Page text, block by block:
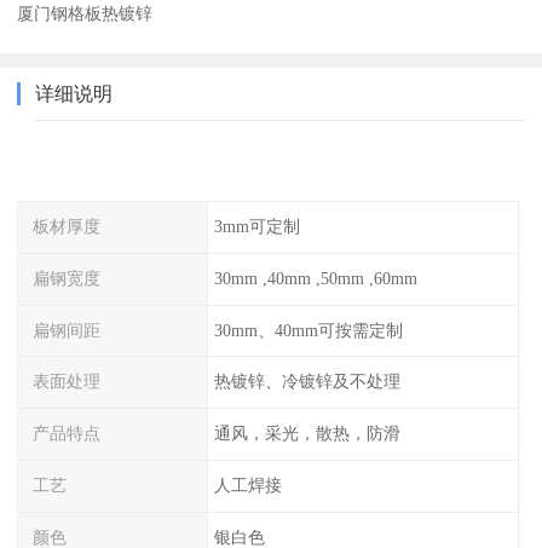
厦门钢格板热镀锌
详细说明
板材厚度 3mm可定制
扁钢宽度 30mm ,40mm ,50mm ,60mm
扁钢间距 30mm、40mm可按需定制
表面处理 热镀锌、冷镀锌及不处理
产品特点 通风，采光，散热，防滑
工艺 人工焊接
颜色 银白色